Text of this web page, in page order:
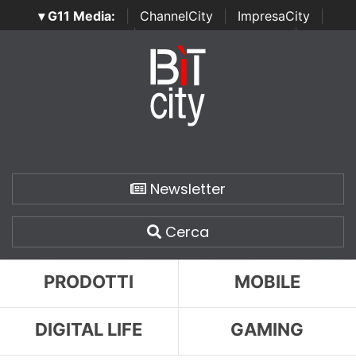
▾ G11 Media: ChannelCity ImpresaCity
SecurityOpenLab | Italian Channel Awards | Italian
Italian Security Awards
Newsletter
Cerca
PRODOTTI MOBILE
DIGITAL LIFE GAMING